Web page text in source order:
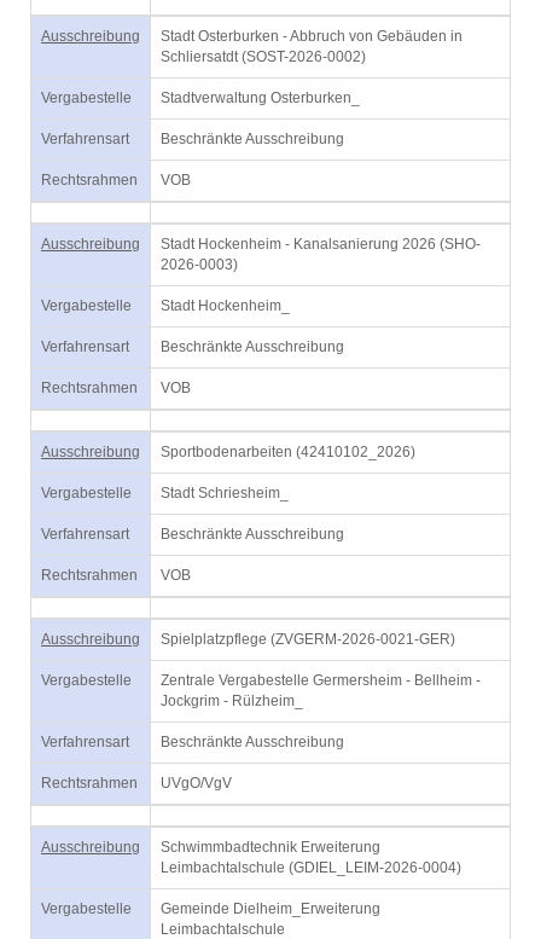
Ausschreibung
Stadt Osterburken - Abbruch von Gebäuden in
Schliersatdt (SOST-2026-0002)
Vergabestelle Stadtverwaltung Osterburken_
Verfahrensart Beschränkte Ausschreibung
Rechtsrahmen VOB
Ausschreibung
Stadt Hockenheim - Kanalsanierung 2026 (SHO-
2026-0003)
Vergabestelle Stadt Hockenheim_
Verfahrensart Beschränkte Ausschreibung
Rechtsrahmen VOB
Ausschreibung Sportbodenarbeiten (42410102_2026)
Vergabestelle Stadt Schriesheim_
Verfahrensart Beschränkte Ausschreibung
Rechtsrahmen VOB
Ausschreibung Spielplatzpflege (ZVGERM-2026-0021-GER)
Vergabestelle
Zentrale Vergabestelle Germersheim - Bellheim -
Jockgrim - Rülzheim_
Verfahrensart Beschränkte Ausschreibung
Rechtsrahmen UVgO/VgV
Ausschreibung
Schwimmbadtechnik Erweiterung
Leimbachtalschule (GDIEL_LEIM-2026-0004)
Vergabestelle
Gemeinde Dielheim_Erweiterung
Leimbachtalschule